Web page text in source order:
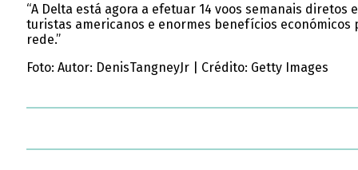
“A Delta está agora a efetuar 14 voos semanais
turistas americanos e enormes benefícios económicos
rede.”
Foto: Autor: DenisTangneyJr
Crédito: Getty Images